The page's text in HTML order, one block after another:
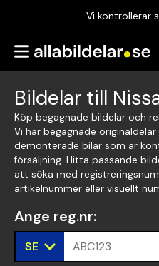
Vi kontrollerar
Vi kontrollerar
Bildelar till
Köp begagnade bildelar och
Vi har begagnade originaldelar
demonterade bilar som är
försäljning. Hitta passande
att söka med
artikelnummer eller visuellt
Ange reg.nr:
SE ABC123